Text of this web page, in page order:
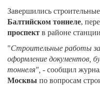
Завершились
Балтийском тоннеле,
проспект в районе
"Строительные работы
оформление документов,
тоннеля", - сообщил
Москвы по вопросам